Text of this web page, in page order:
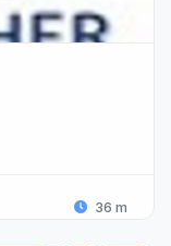
36 m